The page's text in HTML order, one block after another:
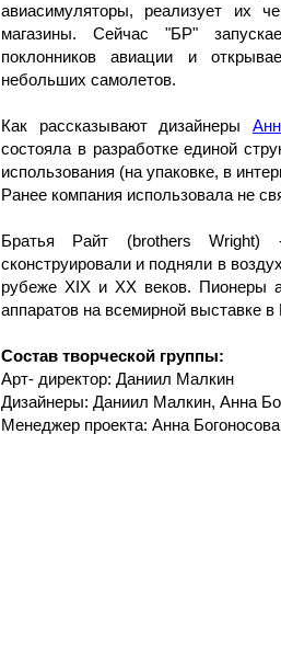
авиасимуляторы, реализует их
магазины. Сейчас "БР"
поклонников авиации и
небольших самолетов.
Как рассказывают дизайнеры
состояла в разработке единой
использования (на упаковке, в
Ранее компания использовала не
Братья Райт (brothers Wright) -
сконструировали и подняли в
рубеже ХIX и XX веков. Пионеры
аппаратов на всемирной выставке
Состав творческой группы:
Арт- директор: Даниил Малкин
Дизайнеры: Даниил Малкин, Анна
Менеджер проекта: Анна Богоносова